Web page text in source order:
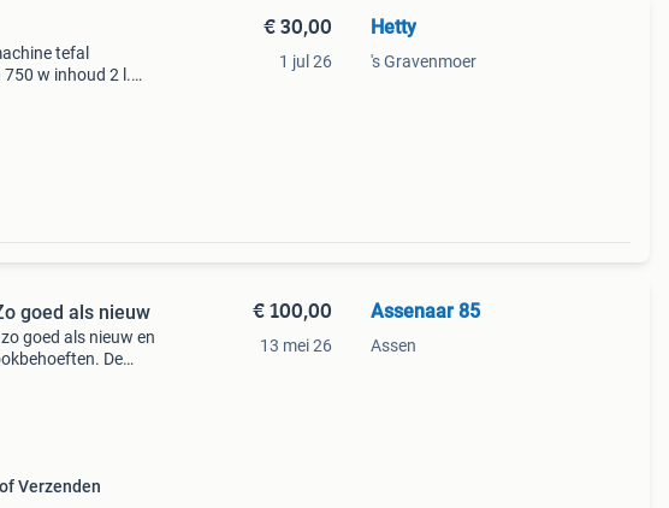
tefal
w inhoud 2 l.
€ 30,00
1 jul 26
Hetty
's Gravenmoer
goed als nieuw
goed als nieuw en
De
Verzenden
€ 100,00
13 mei 26
Assenaar 85
Assen